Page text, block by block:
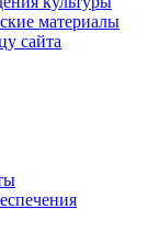
материалы
сайта